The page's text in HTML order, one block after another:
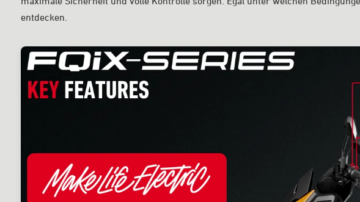
maximale Sicherheit und volle Kontrolle sorgen. Egal unter welchen
entdecken.